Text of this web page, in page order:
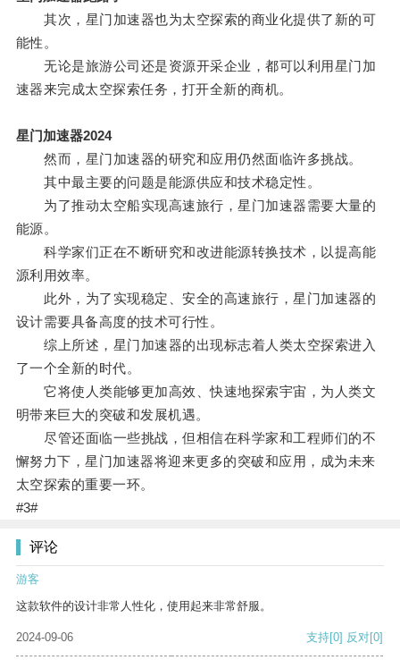
其次，星门加速器也为太空探索的商业化提供了新的可
能性。
无论是旅游公司还是资源开采企业，都可以利用星门加
速器来完成太空探索任务，打开全新的商机。
星门加速器2024
然而，星门加速器的研究和应用仍然面临许多挑战。
其中最主要的问题是能源供应和技术稳定性。
为了推动太空船实现高速旅行，星门加速器需要大量的
能源。
科学家们正在不断研究和改进能源转换技术，以提高能
源利用效率。
此外，为了实现稳定、安全的高速旅行，星门加速器的
设计需要具备高度的技术可行性。
综上所述，星门加速器的出现标志着人类太空探索进入
了一个全新的时代。
它将使人类能够更加高效、快速地探索宇宙，为人类文
明带来巨大的突破和发展机遇。
尽管还面临一些挑战，但相信在科学家和工程师们的不
懈努力下，星门加速器将迎来更多的突破和应用，成为未来
太空探索的重要一环。
#3#
评论
游客
这款软件的设计非常人性化，使用起来非常舒服。
2024-09-06 支持[0] 反对[0]